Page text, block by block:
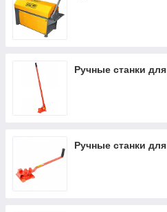
Ручные станки
Ручные станки